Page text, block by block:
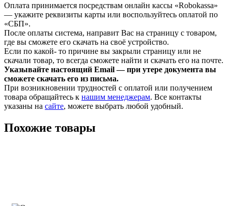
Оплата принимается посредствам онлайн кассы «Robokassa»
— укажите реквизиты карты или воспользуйтесь оплатой по
«СБП».
После оплаты система, направит Вас на страницу с товаром,
где вы сможете его скачать на своё устройство.
Если по какой- то причине вы закрыли страницу или не
скачали товар, то всегда сможете найти и скачать его на почте.
Указывайте настоящий Email — при утере документа вы
сможете скачать его из письма.
При возникновении трудностей с оплатой или получением
товара обращайтесь к нашим менеджерам. Все контакты
указаны на сайте, можете выбрать любой удобный.
Похожие товары